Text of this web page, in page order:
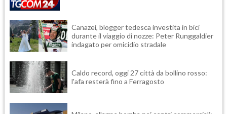
Canazei, blogger tedesca investita in bici
durante il viaggio di nozze: Peter Runggaldier
indagato per omicidio stradale
Caldo record, oggi 27 città da bollino rosso:
l'afa resterà fino a Ferragosto